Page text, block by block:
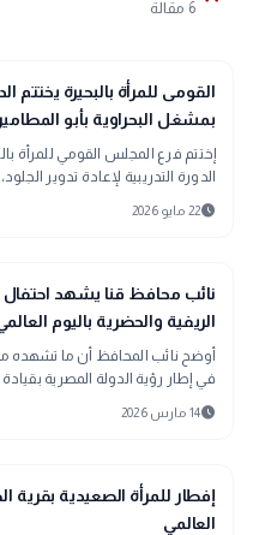
6 مقالة
location_city
بحراوي
القومى للمرأة بالبحيرة يختتم
بمشغل البحراوية بأبو المطامير
إختتم فرع المجلس القومي للمرأة
الدورة التدريبية لإعادة تدوير
بقرية زاو
schedule22 مايو 2026
map
أخبار المحافظات
نائب محافظ قنا يشهد احتفال
الريفية والحضرية باليوم
أوضح نائب المحافظ أن ما تشهده
في إطار رؤية الدولة المصرية
schedule14 مارس 2026
map
أخبار المحافظات
إفطار للمرأة الصعيدية بقرية
العالمي